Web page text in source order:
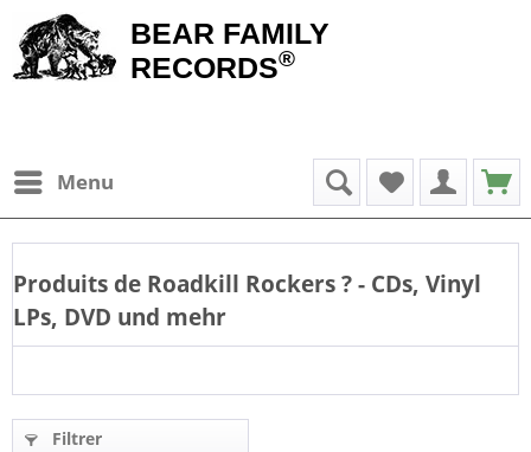
BEAR FAMILY
RECORDS®
Menu
Produits de Roadkill Rockers? - CDs, Vinyl
LPs, DVD und mehr
Filtrer